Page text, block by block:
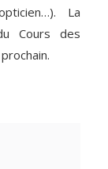
La
Cours des